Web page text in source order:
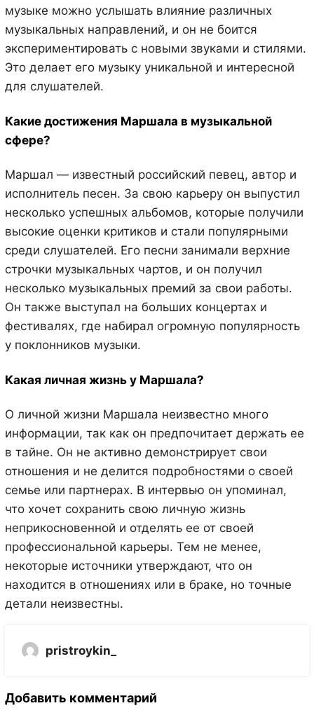
музыке можно услышать влияние различных
музыкальных направлений, и он не боится
экспериментировать с новыми звуками и стилями.
Это делает его музыку уникальной и интересной
для слушателей.
Какие достижения Маршала в музыкальной
сфере?
Маршал — известный российский певец, автор и
исполнитель песен. За свою карьеру он выпустил
несколько успешных альбомов, которые получили
высокие оценки критиков и стали популярными
среди слушателей. Его песни занимали верхние
строчки музыкальных чартов, и он получил
несколько музыкальных премий за свои работы.
Он также выступал на больших концертах и
фестивалях, где набирал огромную популярность
у поклонников музыки.
Какая личная жизнь у Маршала?
О личной жизни Маршала неизвестно много
информации, так как он предпочитает держать ее
в тайне. Он не активно демонстрирует свои
отношения и не делится подробностями о своей
семье или партнерах. В интервью он упоминал,
что хочет сохранить свою личную жизнь
неприкосновенной и отделять ее от своей
профессиональной карьеры. Тем не менее,
некоторые источники утверждают, что он
находится в отношениях или в браке, но точные
детали неизвестны.
pristroykin_
Добавить комментарий